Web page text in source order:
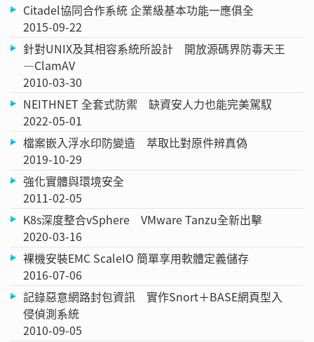
Citadel協同合作系統 企業級基本功能一應俱全
2015-09-22
針對UNIX及其相容系統所設計 開放源碼界防毒天王
—ClamAV
2010-03-30
NEITHNET 全套式防禦 缺資安人力也能完美駕馭
2022-05-01
檔案嵌入浮水印防變造 萃取比對原件辨真偽
2019-10-29
強化實體與環境安全
2011-02-05
K8s深度整合vSphere VMware Tanzu全新出擊
2020-03-16
裸機安裝EMC ScaleIO 簡單享用軟體定義儲存
2016-07-06
記錄惡意網路封包資訊 實作Snort＋BASE網頁型入
侵偵測系統
2010-09-05